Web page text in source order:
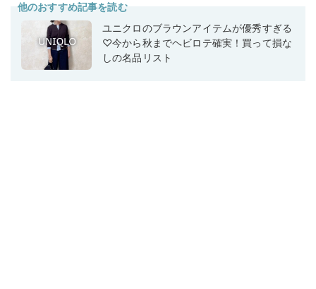
他のおすすめ記事を読む
ユニクロのブラウンアイテムが優秀すぎる
♡今から秋までヘビロテ確実！買って損な
しの名品リスト